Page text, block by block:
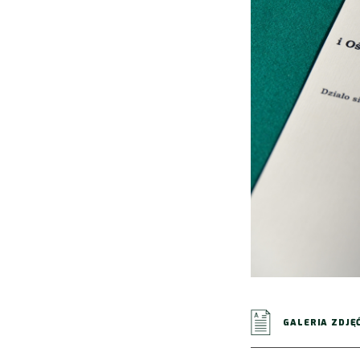
GALERIA